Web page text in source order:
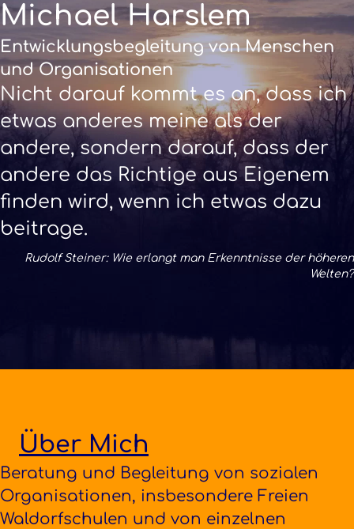
Michael Harslem
Entwicklungsbegleitung von Menschen
und Organisationen
Nicht darauf kommt es an, dass ich
etwas anderes meine als der
andere, sondern darauf, dass der
andere das Richtige aus Eigenem
finden wird, wenn ich etwas dazu
beitrage.
Rudolf Steiner: Wie erlangt man Erkenntnisse der höheren
Welten?
Über Mich
Beratung und Begleitung von sozialen
Organisationen, insbesondere Freien
Waldorfschulen und von einzelnen